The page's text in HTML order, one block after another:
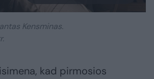
Kensminas.
kad pirmosios